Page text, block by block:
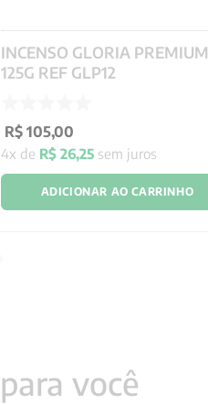
INCENSO GLORIA PREMIUM
125G REF GLP12
R$ 105,00
4x de R$ 26,25 sem juros
ADICIONAR AO CARRINHO
você